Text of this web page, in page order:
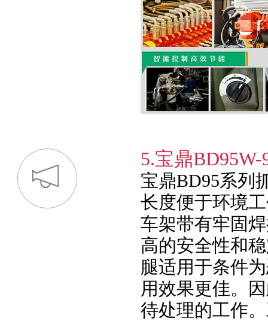
5.宝鼎
宝鼎BD95系列
长度便于环境
车架带有牢固
高的安全性和
腿适用于条件
用效果更佳。
待处理的工作